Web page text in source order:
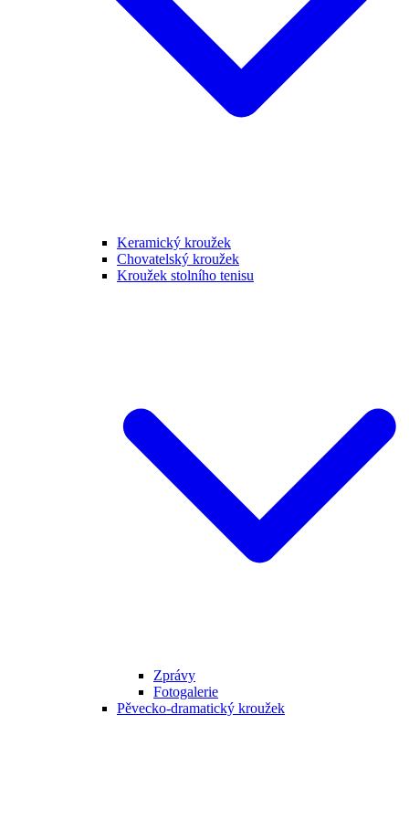
Keramický kroužek
Chovatelský kroužek
Kroužek stolního tenisu
Zprávy
Fotogalerie
Pěvecko-dramatický kroužek